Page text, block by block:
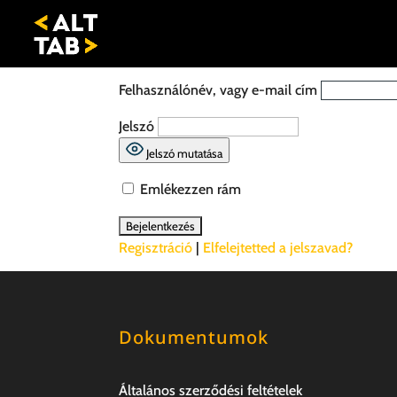
Felhasználónév, vagy e-mail cím
Jelszó
Jelszó mutatása
Emlékezzen rám
Regisztráció Elfelejtetted a jelszavad?
Dokumentumok
Általános szerződési feltételek